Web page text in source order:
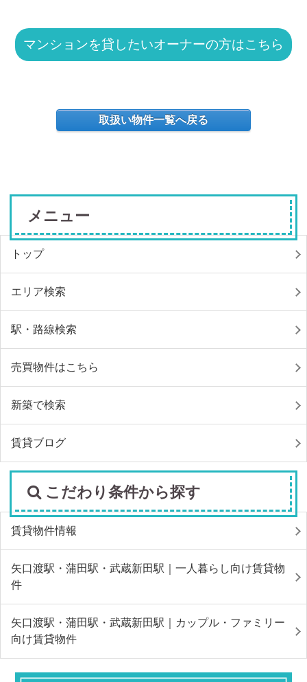
マンションを貸したいオーナーの方はこちら
取扱い物件一覧へ戻る
メニュー
トップ
エリア検索
駅・路線検索
売買物件はこちら
新築で検索
賃貸ブログ
こだわり条件から探す
賃貸物件情報
矢口渡駅・蒲田駅・武蔵新田駅｜一人暮らし向け賃貸物
件
矢口渡駅・蒲田駅・武蔵新田駅｜カップル・ファミリー
向け賃貸物件